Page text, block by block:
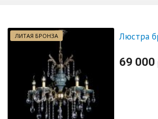
ЛИТАЯ БРОНЗА
69 000